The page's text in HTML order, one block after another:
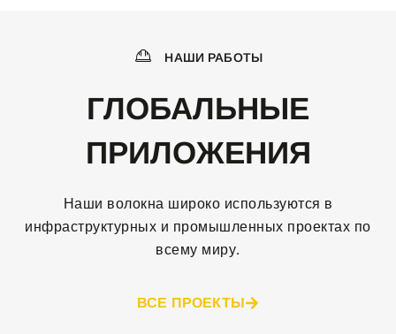
НАШИ РАБОТЫ
ГЛОБАЛЬНЫЕ
ПРИЛОЖЕНИЯ
Наши волокна широко используются в
инфраструктурных и промышленных проектах по
всему миру.
ВСЕ ПРОЕКТЫ